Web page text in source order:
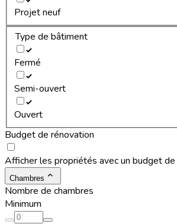
Projet neuf
Type de bâtiment
Fermé
Semi-ouvert
Ouvert
Budget de rénovation
Afficher les propriétés avec un budget
Chambres
Nombre de chambres
Minimum